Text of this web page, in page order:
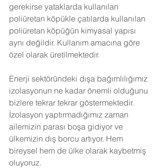
gerekirse yataklarda kullanılan
poliüretan köpükle çatılarda kullanılan
poliüretan köpüğün kimyasal yapısı
aynı değildir. Kullanım amacına göre
özel olarak üretilmektedir.
Enerji sektöründeki dışa bağımlılığımız
izolasyonun ne kadar önemli olduğunu
bizlere tekrar tekrar göstermektedir.
İzolasyon yaptırmadığımız zaman
ailemizin parası boşa gidiyor ve
ülkemizin dış borcu artıyor. Hem
bireysel hem de ülke olarak kaybetmiş
oluyoruz.